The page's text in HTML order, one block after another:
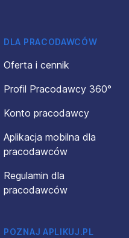
DLA PRACODAWCÓW
Oferta i cennik
Profil Pracodawcy 360°
Konto pracodawcy
Aplikacja mobilna dla
pracodawców
Regulamin dla
pracodawców
POZNAJ APLIKUJ.PL